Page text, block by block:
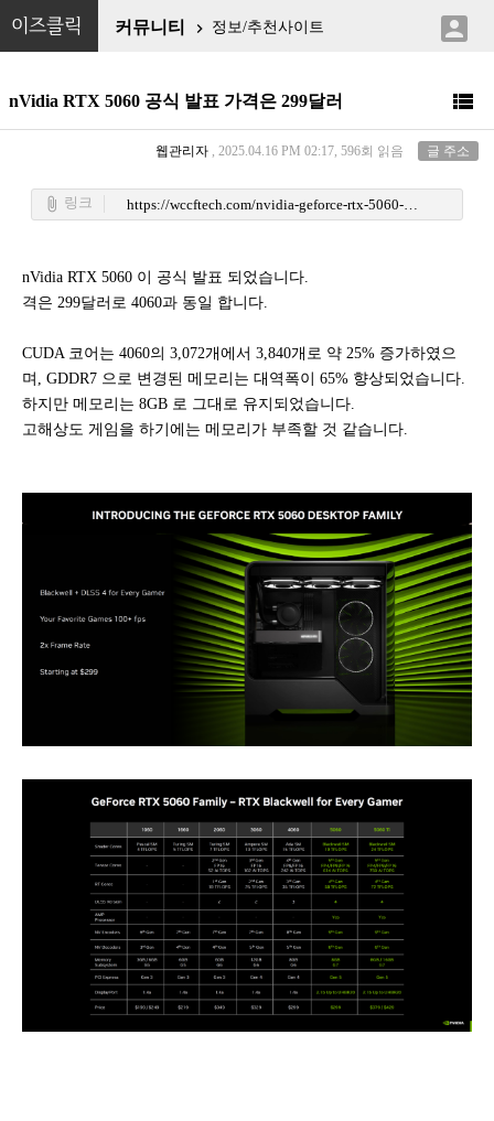
이즈클릭 커뮤니티  정보/추천사이트 
nVidia RTX 5060 공식 발표 가격은 299달러 
웹관리자 , 2025.04.16 PM 02:17, 596회 읽음 글 주소
attach_file 링크 https://wccftech.com/nvidia-geforce-rtx-5060-8-gb-sweet-spot-gaming-299-over-100-fps-games-1080p/
nVidia RTX 5060 이 공식 발표 되었습니다.
격은 299달러로 4060과 동일 합니다.
CUDA 코어는 4060의 3,072개에서 3,840개로 약 25% 증가하였으
며, GDDR7 으로 변경된 메모리는 대역폭이 65% 향상되었습니다.
하지만 메모리는 8GB 로 그대로 유지되었습니다.
고해상도 게임을 하기에는 메모리가 부족할 것 같습니다.